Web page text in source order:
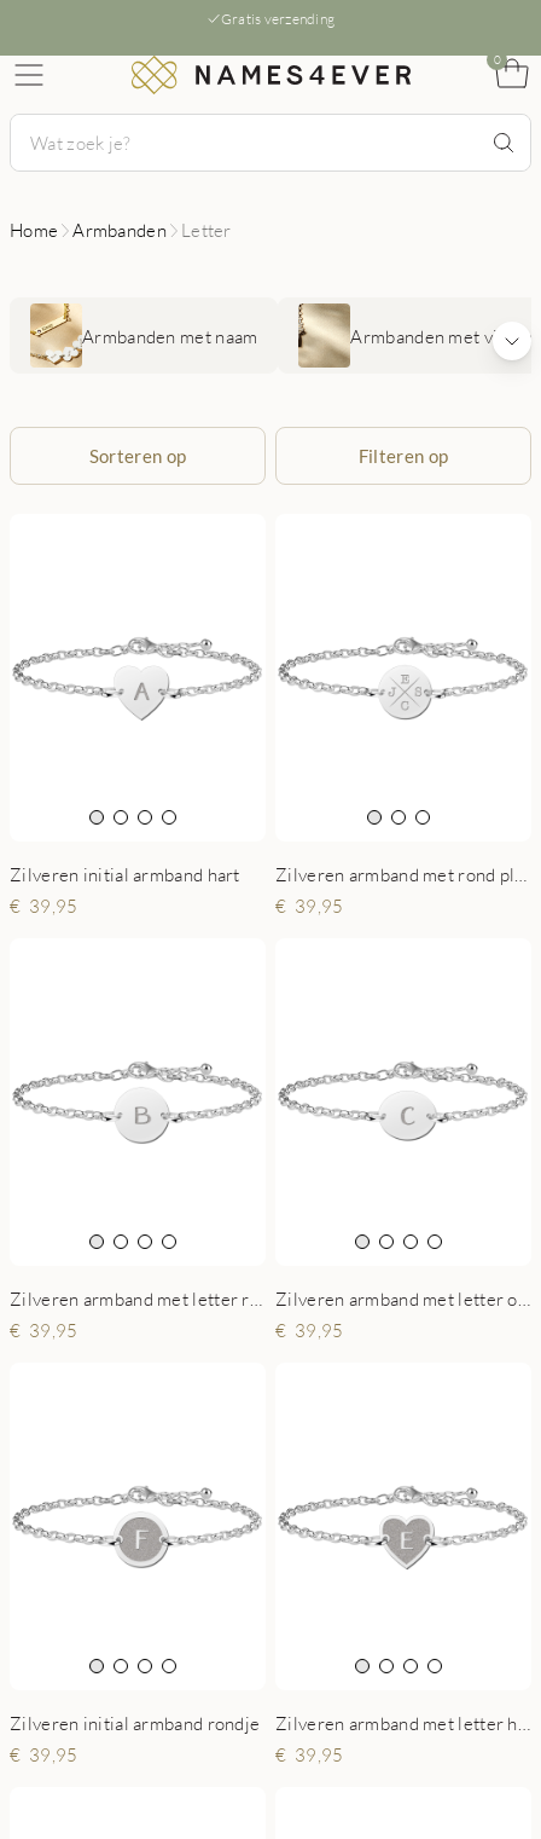
Gratis verzending
0
Home Armbanden Letter
Armbanden met naam Armbanden met
Sorteren op Filteren op
Zilveren initial armband hart
39,95
39,95
39,95
39,95
Zilveren initial armband rondje
39,95
39,95